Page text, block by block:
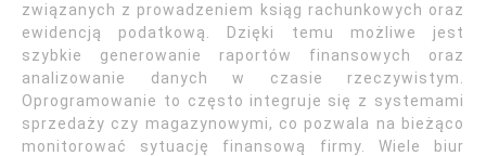
związanych z prowadzeniem ksiąg rachunkowych oraz
ewidencją podatkową. Dzięki temu możliwe jest
szybkie generowanie raportów finansowych oraz
analizowanie danych w czasie rzeczywistym.
Oprogramowanie to często integruje się z systemami
sprzedaży czy magazynowymi, co pozwala na bieżąco
monitorować sytuację finansową firmy. Wiele biur